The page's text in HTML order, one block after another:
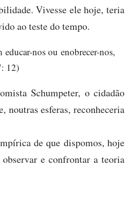
Vivesse ele hoje, teria
ao teste do tempo.
nos ou enobrecer-nos,
12)
Schumpeter, o cidadão
noutras esferas, reconheceria
de que dispomos, hoje
e confrontar a teoria